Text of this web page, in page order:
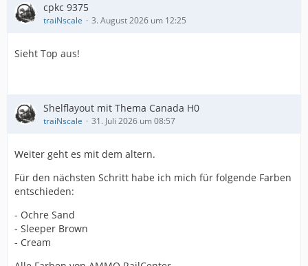
cpkc 9375
traiNscale 3. August 2026 um 12:25
Sieht Top aus!
Shelflayout mit Thema Canada H0
traiNscale 31. Juli 2026 um 08:57
Weiter geht es mit dem altern.
Für den nächsten Schritt habe ich mich für folgende Farben
entschieden:
- Ochre Sand
- Sleeper Brown
- Cream